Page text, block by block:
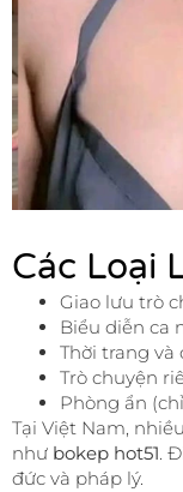
Các Loại
Giao lưu trò
Biểu diễn ca
Thời trang và
Trò chuyện
Phòng ẩn
Tại Việt Nam,
như bokep hot51.
đức và pháp lý.